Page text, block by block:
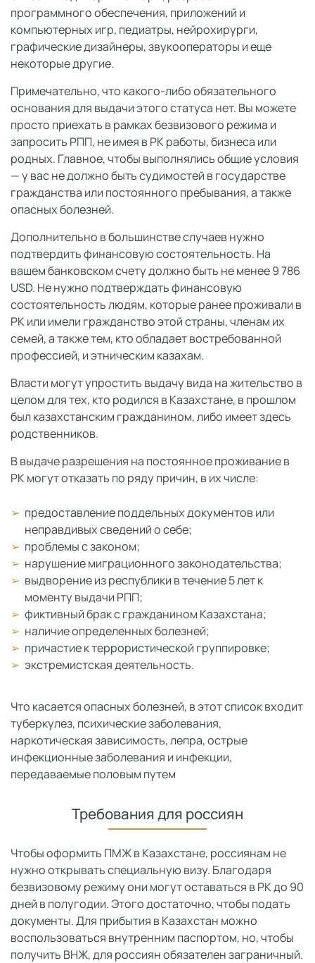
программного обеспечения, приложений и
компьютерных игр, педиатры, нейрохирурги,
графические дизайнеры, звукооператоры и еще
некоторые другие.
Примечательно, что какого-либо обязательного
основания для выдачи этого статуса нет. Вы можете
просто приехать в рамках безвизового режима и
запросить РПП, не имея в РК работы, бизнеса или
родных. Главное, чтобы выполнялись общие условия
— у вас не должно быть судимостей в государстве
гражданства или постоянного пребывания, а также
опасных болезней.
Дополнительно в большинстве случаев нужно
подтвердить финансовую состоятельность. На
вашем банковском счету должно быть не менее 9 786
USD. Не нужно подтверждать финансовую
состоятельность людям, которые ранее проживали в
РК или имели гражданство этой страны, членам их
семей, а также тем, кто обладает востребованной
профессией, и этническим казахам.
Власти могут упростить выдачу вида на жительство в
целом для тех, кто родился в Казахстане, в прошлом
был казахстанским гражданином, либо имеет здесь
родственников.
В выдаче разрешения на постоянное проживание в
РК могут отказать по ряду причин, в их числе:
предоставление поддельных документов или
неправдивых сведений о себе;
проблемы с законом;
нарушение миграционного законодательства;
выдворение из республики в течение 5 лет к
моменту выдачи РПП;
фиктивный брак с гражданином Казахстана;
наличие определенных болезней;
причастие к террористической группировке;
экстремистская деятельность.
Что касается опасных болезней, в этот список входит
туберкулез, психические заболевания,
наркотическая зависимость, лепра, острые
инфекционные заболевания и инфекции,
передаваемые половым путем
Требования для россиян
Чтобы оформить ПМЖ в Казахстане, россиянам не
нужно открывать специальную визу. Благодаря
безвизовому режиму они могут оставаться в РК до 90
дней в полугодии. Этого достаточно, чтобы подать
документы. Для прибытия в Казахстан можно
воспользоваться внутренним паспортом, но, чтобы
получить ВНЖ, для россиян обязателен заграничный.